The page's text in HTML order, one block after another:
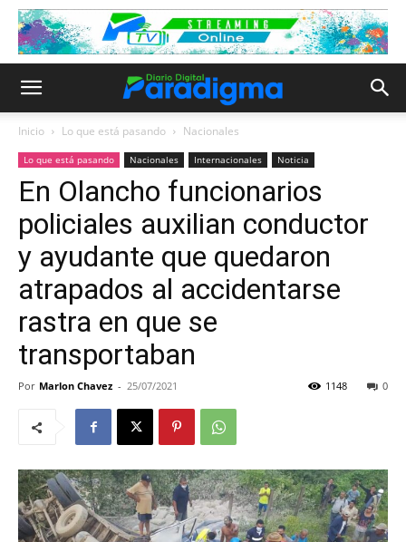
Inicio Lo que está pasando Nacionales
Lo que está pasando Nacionales Internacionales Noticia
En Olancho funcionarios
policiales auxilian conductor
y ayudante que quedaron
atrapados al accidentarse
rastra en que se
transportaban
Por Marlon Chavez - 25/07/2021 0
1148